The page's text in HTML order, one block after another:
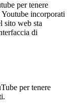
per tenere
incorporati
sito web sta
di
per tenere